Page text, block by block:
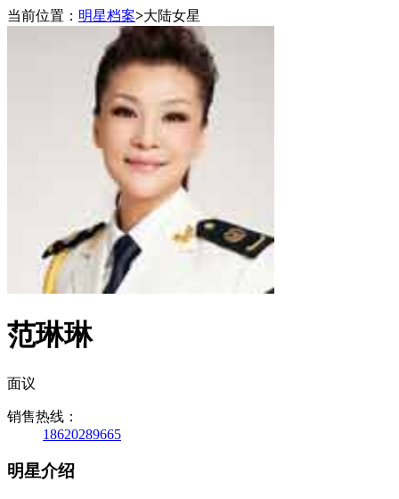
当前位置： 明星档案>大陆女星
范琳琳
面议
销售热线：
18620289665
明星介绍